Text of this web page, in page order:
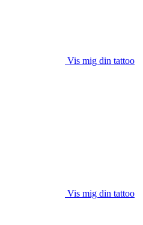
Vis mig din tattoo
Vis mig din tattoo